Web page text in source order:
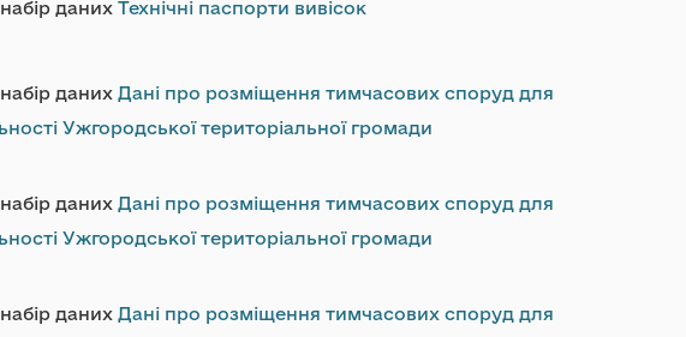
даних Технічні паспорти вивісок
даних Дані про розміщення тимчасових споруд для
Ужгородської територіальної громади
даних Дані про розміщення тимчасових споруд для
Ужгородської територіальної громади
даних Дані про розміщення тимчасових споруд для